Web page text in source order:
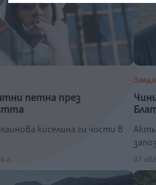
петна през
киселина ги чисти в
г. 07